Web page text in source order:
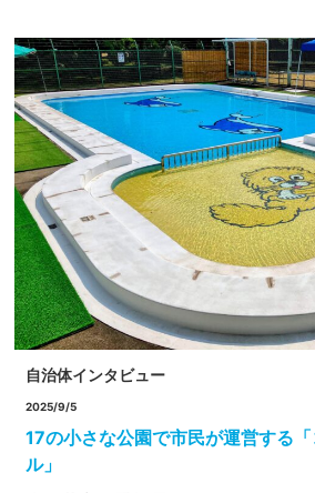
自治体インタビュー
2025/9/5
17の小さな公園で市民が運営する
ル」